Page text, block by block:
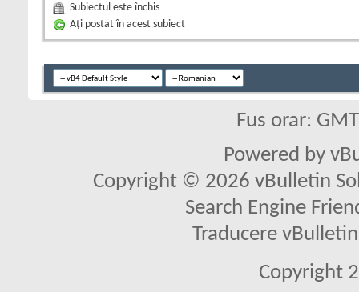
Subiectul este închis
Aţi postat în acest subiect
Fus orar:
Powered by
Copyright © 2026 vBulletin
Search Engine
Traducere
Copyright